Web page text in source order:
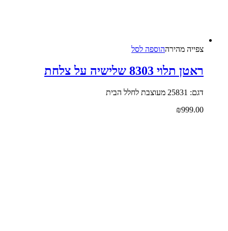
צפייה‬ ‫מהירה‬הוספה לסל
ראטן תלוי 8303 שלישיה על צלחת
דגם: 25831 מעוצבת לחלל הבית
₪999.00